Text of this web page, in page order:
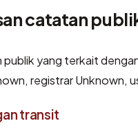
catatan
publik yang terkait
registrar Unknown,
transit